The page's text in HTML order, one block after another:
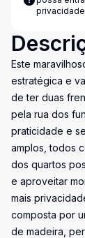
Este
estratégica e
de ter duas
pela rua dos
praticidade e
amplos, todos
dos quartos
e aproveitar
mais
composta por
de madeira,